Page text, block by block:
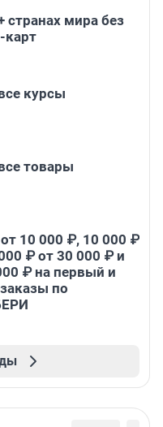
странах мира без
карт
курсы
товары
10 000 ₽, 10 000 ₽
₽ от 30 000 ₽ и
₽ на первый и
по